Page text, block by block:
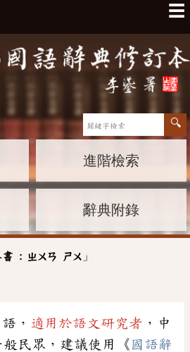
☰
進階檢索
辭典附錄
書 : ㄓㄨㄢ ㄕㄨ 」
， 適用於語文研究者 ，中
民眾，建議使用《 國語辭